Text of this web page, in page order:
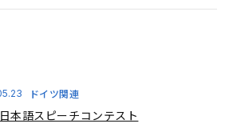
ドイツ関連
本語スピーチコンテスト